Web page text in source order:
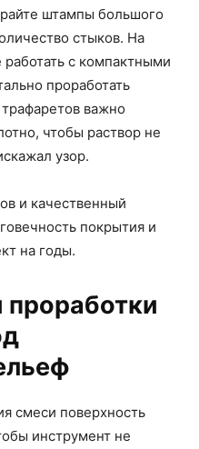
штампы большого
стыков. На
с компактными
проработать
важно
чтобы раствор не
узор.
и качественный
покрытия и
на годы.
проработки
смеси поверхность
инструмент не